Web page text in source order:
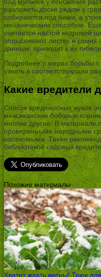
под мульчей у основания
разложить доски рядом с
собираются под ними, а
механическим способом.
считается настой кедровой
опрыскивают листву и
данным, приводит к их
Подробнее о мерах борьбы
узнать в соответствующих
Какие вредители
Список вредоносных жуков
мексиканские бобовые
многие другие. В материале
проверенными народными
насекомыми. Также
библиотекой садовых
Похожие материалы
Хватит ждать весны! Трюк